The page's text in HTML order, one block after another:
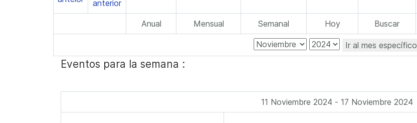
Anual Mensual Semanal Hoy Buscar
Ir al mes específico
Eventos para la semana :
11 Noviembre 2024 - 17 Noviembre 2024